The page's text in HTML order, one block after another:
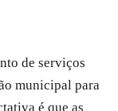
de serviços
municipal para
é que as